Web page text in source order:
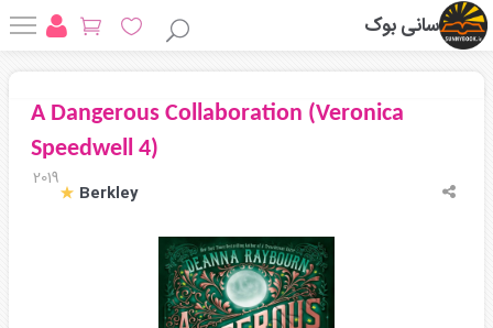
سانی بوک
A Dangerous Collaboration (Veronica
Speedwell 4)
2019
Berkley